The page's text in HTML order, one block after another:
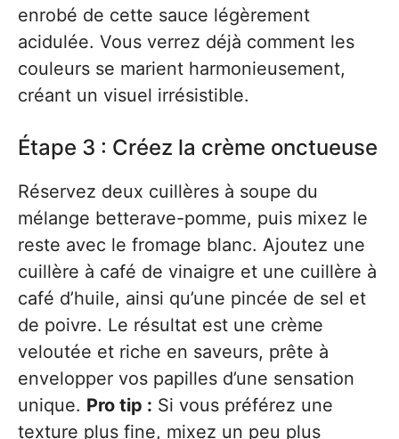
enrobé de cette sauce légèrement
acidulée. Vous verrez déjà comment les
couleurs se marient harmonieusement,
créant un visuel irrésistible.
Étape 3 : Créez la crème onctueuse
Réservez deux cuillères à soupe du
mélange betterave-pomme, puis mixez le
reste avec le fromage blanc. Ajoutez une
cuillère à café de vinaigre et une cuillère à
café d’huile, ainsi qu’une pincée de sel et
de poivre. Le résultat est une crème
veloutée et riche en saveurs, prête à
envelopper vos papilles d’une sensation
unique. Pro tip : Si vous préférez une
texture plus fine, mixez un peu plus